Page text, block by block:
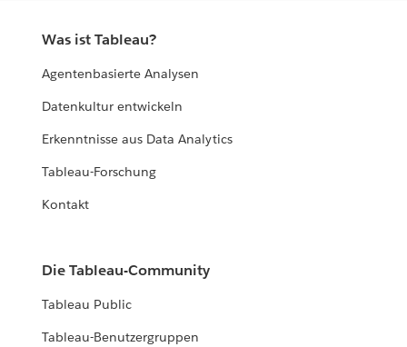
Was ist Tableau?
Agentenbasierte Analysen
Datenkultur entwickeln
Erkenntnisse aus Data Analytics
Tableau-Forschung
Kontakt
Die Tableau-Community
Tableau Public
Tableau-Benutzergruppen